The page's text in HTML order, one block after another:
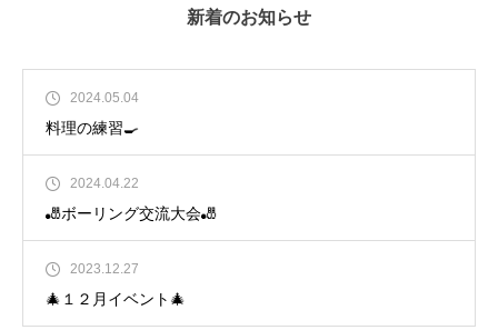
新着のお知らせ
2024.05.04
料理の練習🍳
2024.04.22
🎳ボーリング交流大会🎳
2023.12.27
🎄１２月イベント🎄